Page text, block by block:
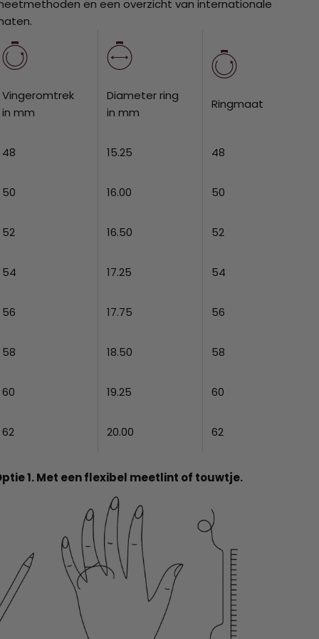
en een overzicht van internationale
Vingeromtrek
in mm
Diameter ring
in mm
Ringmaat
48 15.25 48
50 16.00 50
52 16.50 52
54 17.25 54
56 17.75 56
58 18.50 58
60 19.25 60
62 20.00 62
1. Met een flexibel meetlint of touwtje.